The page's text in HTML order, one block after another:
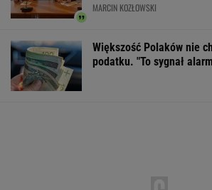
MARCIN KOZŁOWSKI
Większość Polaków nie
podatku. "To sygnał